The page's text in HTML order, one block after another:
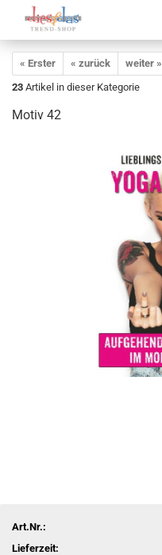
« Erster « zurück weiter »
23 Artikel in dieser Kategorie
Motiv 42
Art.Nr.:
Lieferzeit: